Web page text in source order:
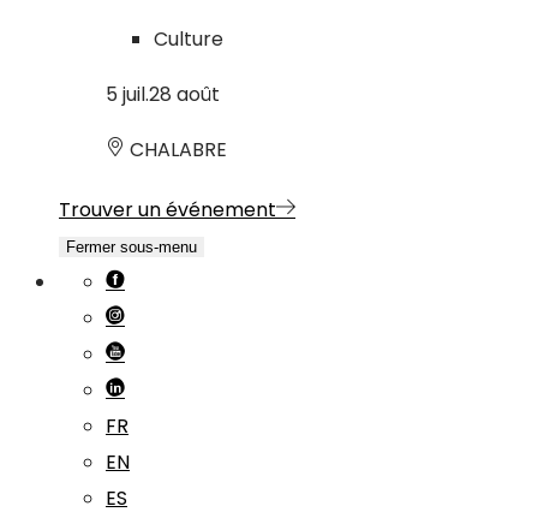
Culture
5 juil.28 août
CHALABRE
Trouver un événement
Fermer sous-menu
FR
EN
ES